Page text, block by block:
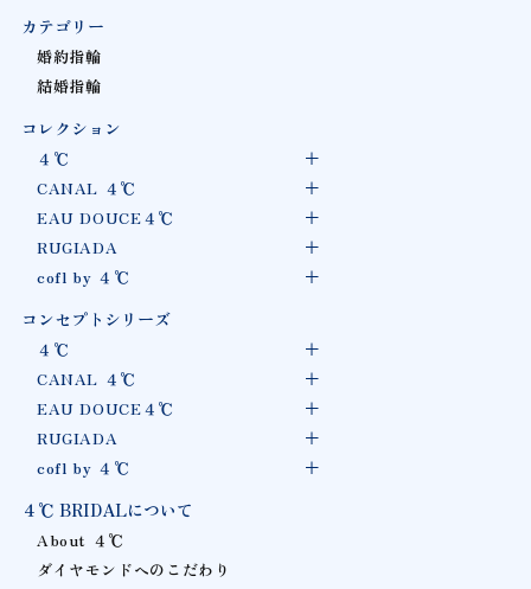
カテゴリー
婚約指輪
結婚指輪
コレクション
４℃
CANAL ４℃
EAU DOUCE４℃
RUGIADA
cofl by ４℃
コンセプトシリーズ
４℃
CANAL ４℃
EAU DOUCE４℃
RUGIADA
cofl by ４℃
４℃ BRIDALについて
About ４℃
ダイヤモンドへのこだわり